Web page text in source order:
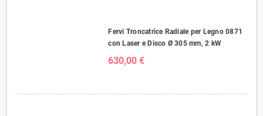
Fervi Troncatrice Radiale per Legno 0871
con Laser e Disco Ø 305 mm, 2 kW
630,00 €